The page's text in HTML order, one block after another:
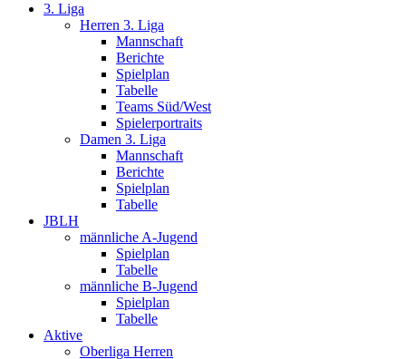
3. Liga
Herren 3. Liga
Mannschaft
Berichte
Spielplan
Tabelle
Teams Süd/West
Spielerportraits
Damen 3. Liga
Mannschaft
Berichte
Spielplan
Tabelle
JBLH
männliche A-Jugend
Spielplan
Tabelle
männliche B-Jugend
Spielplan
Tabelle
Aktive
Oberliga Herren